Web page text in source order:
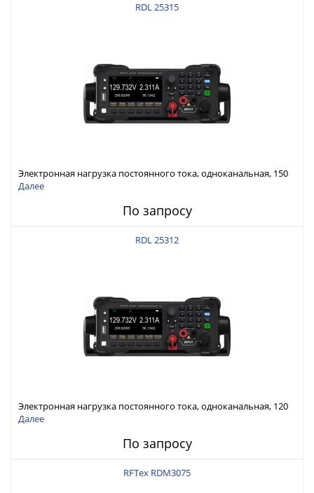
RDL 25315
Электронная нагрузка постоянного тока, одноканальная, 150
В, 30 А, 300 Вт
Далее
По запросу
RDL 25312
Электронная нагрузка постоянного тока, одноканальная, 120
В, 60 А, 300 Вт
Далее
По запросу
RFTex RDM3075